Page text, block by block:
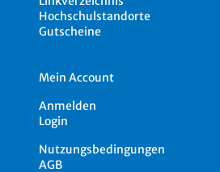
Hochschulstandorte
Gutscheine
Mein Account
Anmelden
Login
Nutzungsbedingungen
AGB